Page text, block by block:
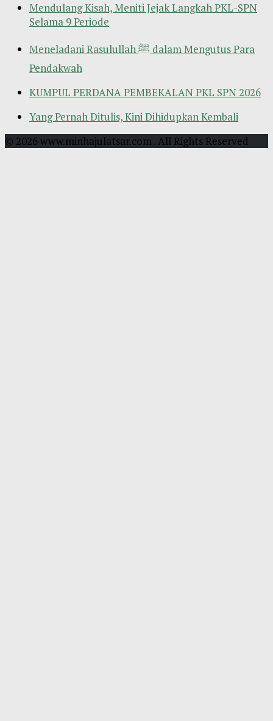
Mendulang Kisah, Meniti Jejak Langkah PKL-SPN
Selama 9 Periode
Meneladani Rasulullah ﷺ dalam Mengutus Para
Pendakwah
KUMPUL PERDANA PEMBEKALAN PKL SPN 2026
Yang Pernah Ditulis, Kini Dihidupkan Kembali
© 2026 www.minhajulatsar.com . All Rights Reserved